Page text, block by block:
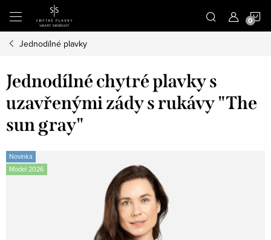
obsah
Jednodílné plavky
Jednodílné chytré plavky s
uzavřenými zády s rukávy "The
sun gray"
Novinka
Model 2026